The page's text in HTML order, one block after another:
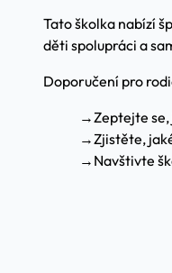
Tato školka nabízí
děti spolupráci a
Doporučení pro
→Zeptejte
→Zjistěte,
→ Navštivte